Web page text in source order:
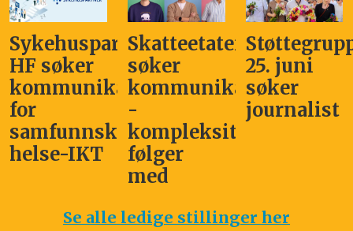
Sykehuspartner
HF søker
kommunikasjonssjef
for
samfunnskritisk
helse-IKT
Skatteetaten
søker
kommunikasjonsleder
-
kompleksitet
følger
med
25. juni
søker
journalist
Se alle ledige stillinger her